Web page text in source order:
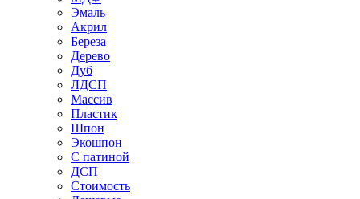
Эмаль
Акрил
Береза
Дерево
Дуб
ЛДСП
Массив
Пластик
Шпон
Экошпон
С патиной
ДСП
Стоимость